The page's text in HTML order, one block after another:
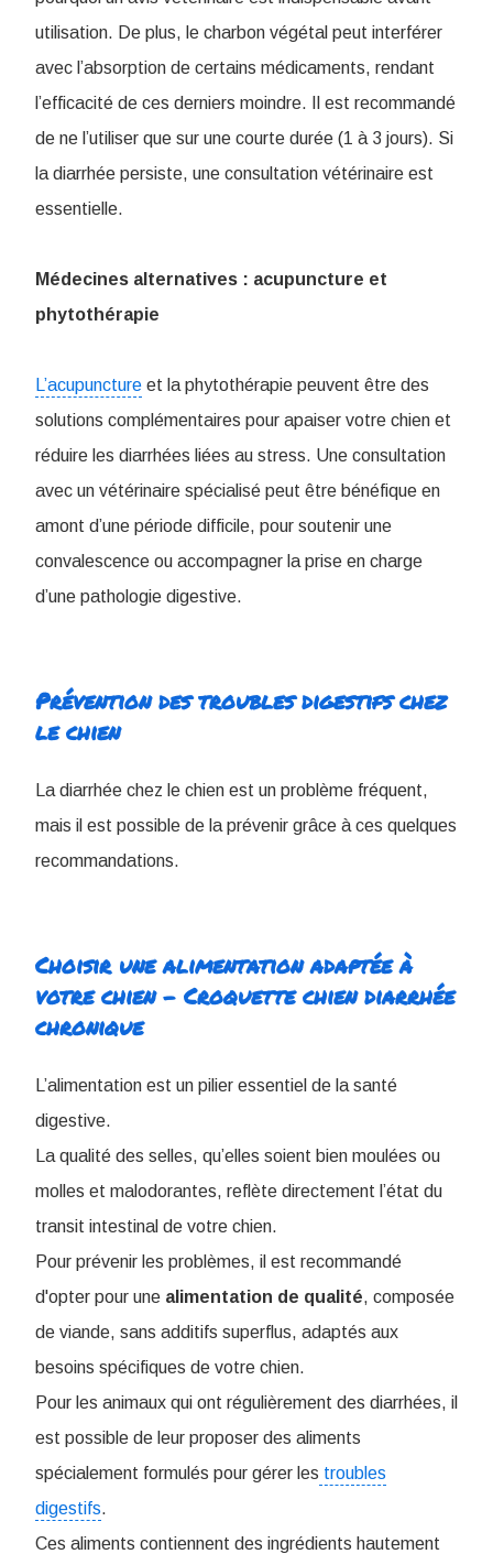
utilisation. De plus, le charbon végétal peut interférer
avec l’absorption de certains médicaments, rendant
l’efficacité de ces derniers moindre. Il est recommandé
de ne l’utiliser que sur une courte durée (1 à 3 jours). Si
la diarrhée persiste, une consultation vétérinaire est
essentielle.
Médecines alternatives : acupuncture et
phytothérapie
L’acupuncture et la phytothérapie peuvent être des
solutions complémentaires pour apaiser votre chien et
réduire les diarrhées liées au stress. Une consultation
avec un vétérinaire spécialisé peut être bénéfique en
amont d’une période difficile, pour soutenir une
convalescence ou accompagner la prise en charge
d’une pathologie digestive.
Prévention des troubles digestifs chez
le chien
La diarrhée chez le chien est un problème fréquent,
mais il est possible de la prévenir grâce à ces quelques
recommandations.
Choisir une alimentation adaptée à
votre chien - ​Croquette chien diarrhée
chronique
L’alimentation est un pilier essentiel de la santé
digestive.
La qualité des selles, qu’elles soient bien moulées ou
molles et malodorantes, reflète directement l’état du
transit intestinal de votre chien.
Pour prévenir les problèmes, il est recommandé
d'opter pour une alimentation de qualité, composée
de viande, sans additifs superflus, adaptés aux
besoins spécifiques de votre chien.
Pour les animaux qui ont régulièrement des diarrhées, il
est possible de leur proposer des aliments
spécialement formulés pour gérer les troubles
digestifs.
Ces aliments contiennent des ingrédients hautement